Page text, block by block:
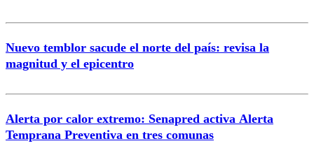
Nuevo temblor sacude el norte del país: revisa la
magnitud y el epicentro
Alerta por calor extremo: Senapred activa Alerta
Temprana Preventiva en tres comunas